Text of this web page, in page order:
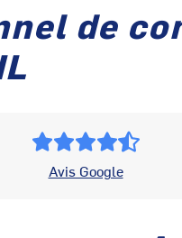
de
Avis Google